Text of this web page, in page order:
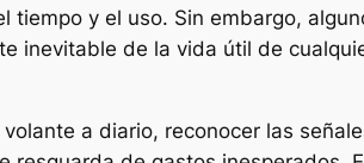
y el uso. Sin embargo,
inevitable de la vida útil de
a diario, reconocer las